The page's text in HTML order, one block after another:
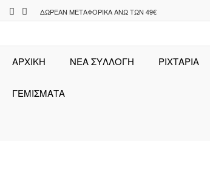
Skip
to
ΔΩΡΕΆΝ ΜΕΤΑΦΟΡΙΚΆ ΆΝΩ ΤΩΝ 49€
ΑΡΧΙΚΉ ΝΕΑ ΣΥΛΛΟΓΗ ΡΙΧΤΆΡΙΑ
ΓΕΜΙΣΜΑΤΑ